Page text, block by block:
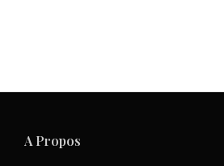
A Propos